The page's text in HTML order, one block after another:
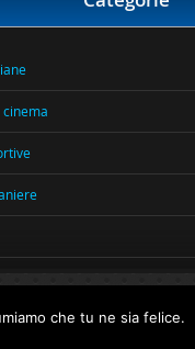
che tu ne sia felice.